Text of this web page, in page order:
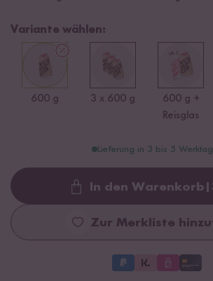
Variante wählen:
600 g 3 x 600 g
600 g +
Reisglas
Lieferung in 3 bis 5
Loading...
In den Warenkorb
Zur Merkliste